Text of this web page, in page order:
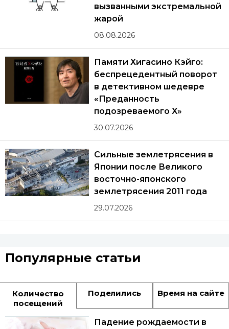
вызванными экстремальной
жарой
08.08.2026
Памяти Хигасино Кэйго:
беспрецедентный поворот
в детективном шедевре
«Преданность
подозреваемого X»
30.07.2026
Сильные землетрясения в
Японии после Великого
восточно-японского
землетрясения 2011 года
29.07.2026
Популярные статьи
Количество
посещений
Поделились Время на сайте
Падение рождаемости в